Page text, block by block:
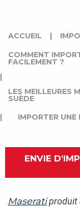
ACCUEIL |
COMMENT
FACILEMENT ?
|
LES MEILLEURES
SUÈDE
IMPORTER UNE
ENVIE
Maseratiproduit